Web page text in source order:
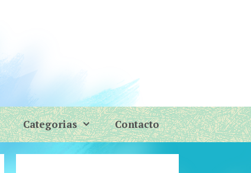
Categorias Contacto